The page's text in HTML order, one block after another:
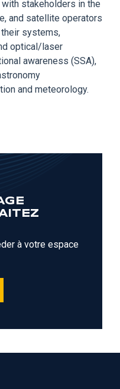
stakeholders in the
and satellite operators
systems,
optical/laser
awareness (SSA),
and meteorology.
à votre espace